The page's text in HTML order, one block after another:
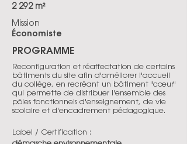
2 292 m²
Mission
Économiste
PROGRAMME
Reconfiguration et réaffectation de certains
bâtiments du site afin d'améliorer l'accueil
du collège, en recréant un bâtiment "cœur"
qui permette de distribuer l'ensemble des
pôles fonctionnels d'enseignement, de vie
scolaire et d'encadrement pédagogique.
Label / Certification :